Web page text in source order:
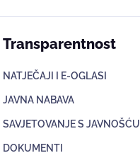
Transparentnost
NATJEČAJI I E-OGLASI
JAVNA NABAVA
SAVJETOVANJE S JAVNOŠĆU
DOKUMENTI